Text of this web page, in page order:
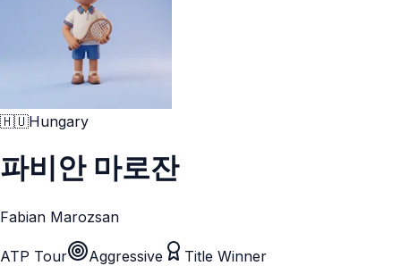
🇭🇺Hungary
파비안 마로잔
Fabian Marozsan
ATP Tour Aggressive
Title Winner